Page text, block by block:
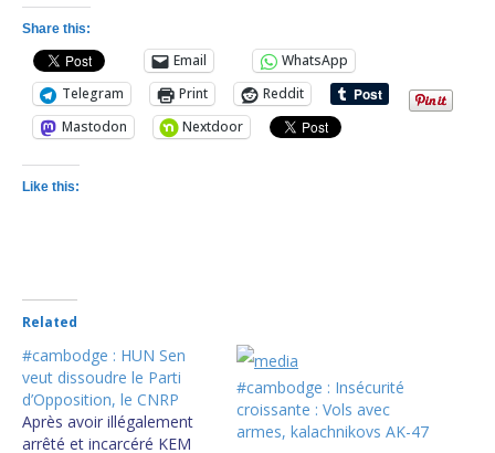
Share this:
Email
WhatsApp
Telegram
Print
Reddit
Mastodon
Nextdoor
Like this:
Related
#cambodge : HUN Sen
veut dissoudre le Parti
d’Opposition, le CNRP
Après avoir illégalement
arrêté et incarcéré KEM
#cambodge : Insécurité
croissante : Vols avec
armes, kalachnikovs AK-47